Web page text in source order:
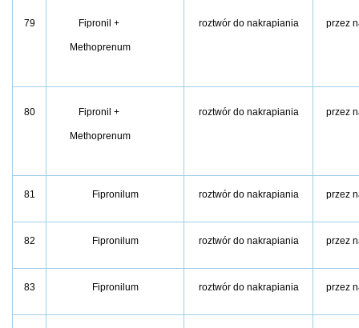
79 Fipronil +
Methoprenum
roztwór do nakrapiania przez
80 Fipronil +
Methoprenum
roztwór do nakrapiania przez
81 Fipronilum roztwór do nakrapiania przez
82 Fipronilum roztwór do nakrapiania przez
83 Fipronilum roztwór do nakrapiania przez